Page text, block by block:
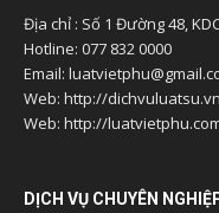
Địa chỉ : Số 1 Đường 48,
Hotline: 077 832 0000
Email:
Web: http://
Web: http://
DỊCH VỤ CHUYÊN